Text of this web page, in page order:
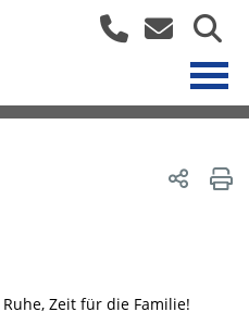
Zeit für die Familie!